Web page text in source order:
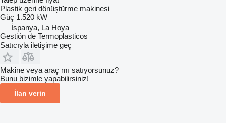
Plastik geri dönüştürme makinesi
Güç 1.520 kW
İspanya, La Hoya
Gestión de Termoplasticos
Satıcıyla iletişime geç
Makine veya araç mı satıyorsunuz?
Bunu bizimle yapabilirsiniz!
İlan verin